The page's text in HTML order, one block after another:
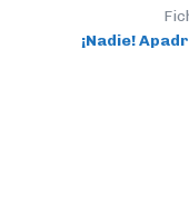
¡Nadie!